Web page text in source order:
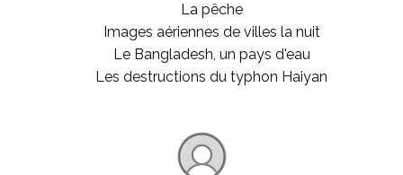
La pêche
Images aériennes de villes la nuit
Le Bangladesh, un pays d'eau
Les destructions du typhon Haiyan